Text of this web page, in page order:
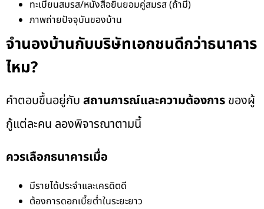
ทะเบียนสมรส/หนังสือยินยอมคู่สมรส (ถ้ามี)
ภาพถ่ายปัจจุบันของบ้าน
จำนองบ้านกับบริษัทเอกชนดีกว่าธนาคาร
ไหม?
คำตอบขึ้นอยู่กับ สถานการณ์และความต้องการ ของผู้
กู้แต่ละคน ลองพิจารณาตามนี้
ควรเลือกธนาคารเมื่อ
มีรายได้ประจำและเครดิตดี
ต้องการดอกเบี้ยต่ำในระยะยาว